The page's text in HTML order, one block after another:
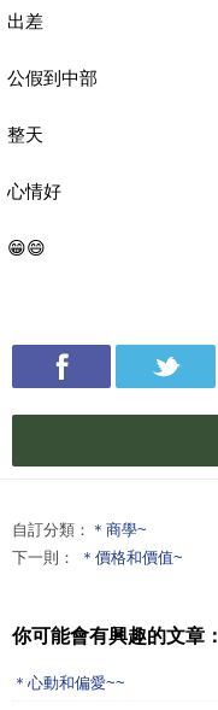
出差
公假到中部
整天
心情好
😁😄
自訂分類： ＊商學~
下一則：
＊價格和價值~
你可能會有興趣的文章：
＊心動和偏愛~~